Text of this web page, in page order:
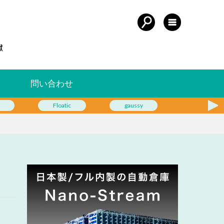
問い合わせ
Floatic gaussy Geek+